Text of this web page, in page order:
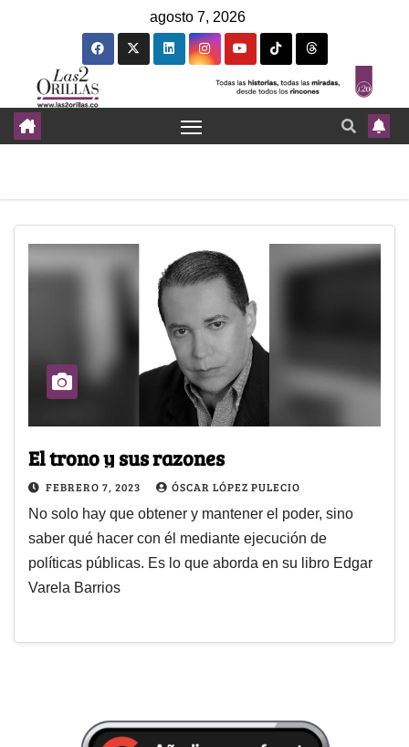
agosto 7, 2026
El trono y sus razones
FEBRERO 7, 2023 ÓSCAR LÓPEZ PULECIO
No solo hay que obtener y mantener el poder, sino
saber qué hacer con él mediante ejecución de
políticas públicas. Es lo que aborda en su libro Edgar
Varela Barrios